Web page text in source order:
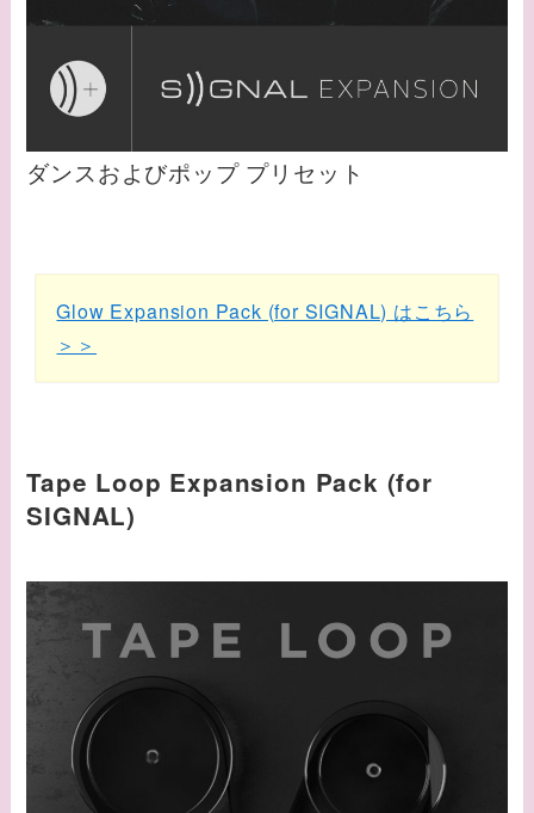
ダンスおよびポップ プリセット
Glow Expansion Pack (for SIGNAL) はこちら
＞＞
Tape Loop Expansion Pack (for
SIGNAL)